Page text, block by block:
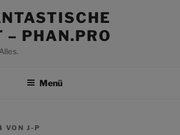
– PHAN.PRO
Menü
VON J-P